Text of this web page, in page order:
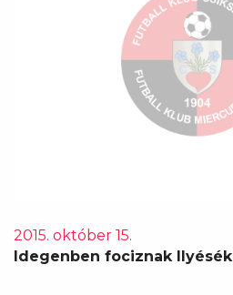
2015. október 15.
Idegenben fociznak Ilyésék